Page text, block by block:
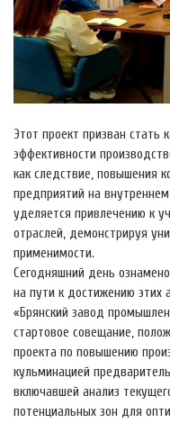
Этот проект призван стать
эффективности
как следствие, повышения
предприятий на
уделяется привлечению к
отраслей, демонстрируя
применимости.
Сегодняшний день
на пути к достижению этих
«Брянский завод
стартовое совещание,
проекта по повышению
кульминацией
включавшей анализ
потенциальных зон для